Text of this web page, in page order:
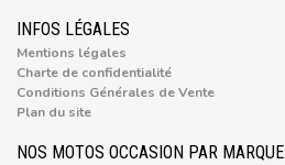
INFOS LÉGALES
Mentions légales
Charte de confidentialité
Conditions Générales de Vente
Plan du site
NOS MOTOS OCCASION PAR MARQUE